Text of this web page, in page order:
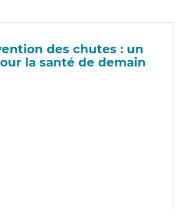
des chutes : un
la santé de demain